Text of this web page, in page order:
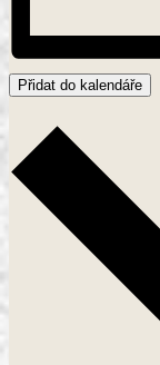
Přidat do kalendáře